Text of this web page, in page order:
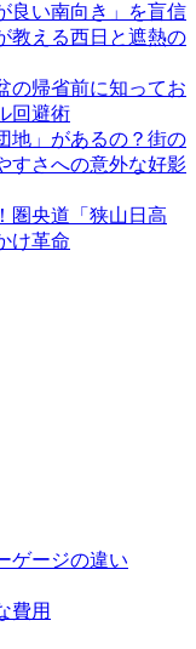
良い南向き」を盲信
教える西日と遮熱の
の帰省前に知ってお
回避術
地」があるの？街の
すさへの意外な好影
圏央道「狭山日高
け革命
ゲージの違い
費用